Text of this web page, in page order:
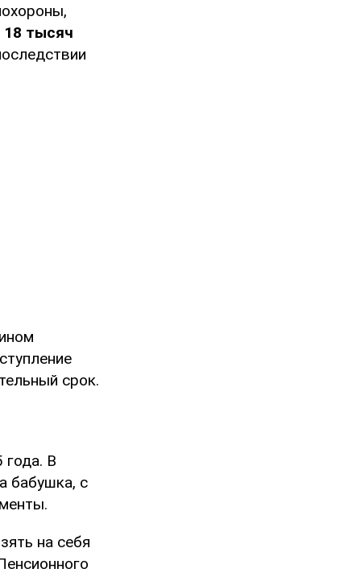
18 тысяч
срок.
года. В
бабушка, с
на себя